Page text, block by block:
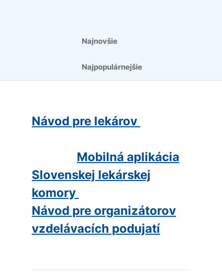
Najnovšie
Najpopulárnejšie
Návod pre lekárov
Mobilná aplikácia
Slovenskej lekárskej
komory
Návod pre organizátorov
vzdelávacích podujatí